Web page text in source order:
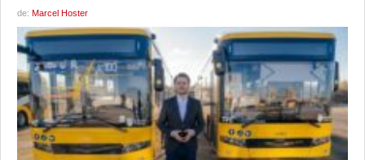
de: Marcel Hoster